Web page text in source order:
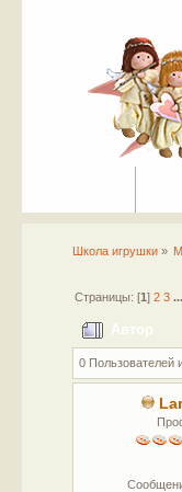
Школа игрушки»
Страницы: [1 ] 2 3 ...
Автор
0 Пользователей